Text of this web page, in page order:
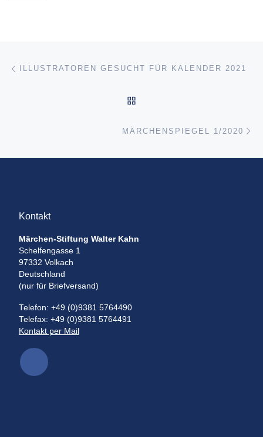
Beitragsnavigation
ILLUSTRATOREN GESUCHT FÜR KALENDER 2021
MÄRCHENSPIEGEL 1/2020
Kontakt
Märchen-Stiftung Walter Kahn
Schelfengasse 1
97332 Volkach
Deutschland
(nur für Briefversand)
Telefon: +49 (0)9381 5764490
Telefax: +49 (0)9381 5764491
Kontakt per Mail